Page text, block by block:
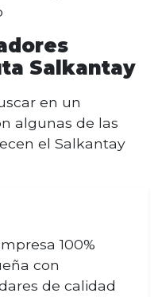
Salkantay
en un
algunas de las
el Salkantay
100%
con
de calidad